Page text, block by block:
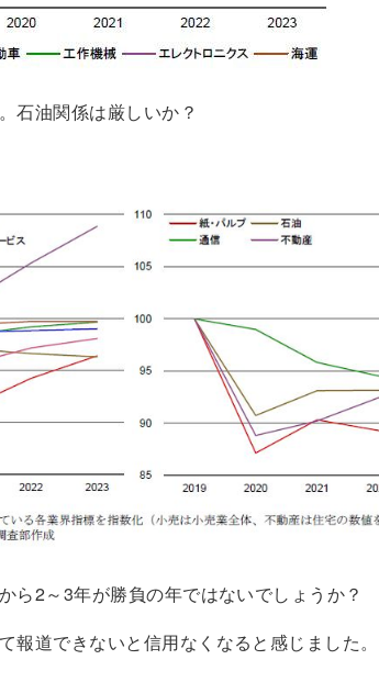
石油関係は厳しいか？
ら2～3年が勝負の年ではないでしょうか？
報道できないと信用なくなると感じました。